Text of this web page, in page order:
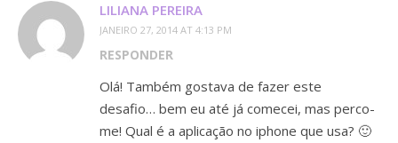
LILIANA PEREIRA
JANEIRO 27, 2014 AT 4:13 PM
RESPONDER
Olá! Também gostava de fazer este
desafio… bem eu até já comecei, mas perco-
me! Qual é a aplicação no iphone que usa? 🙂